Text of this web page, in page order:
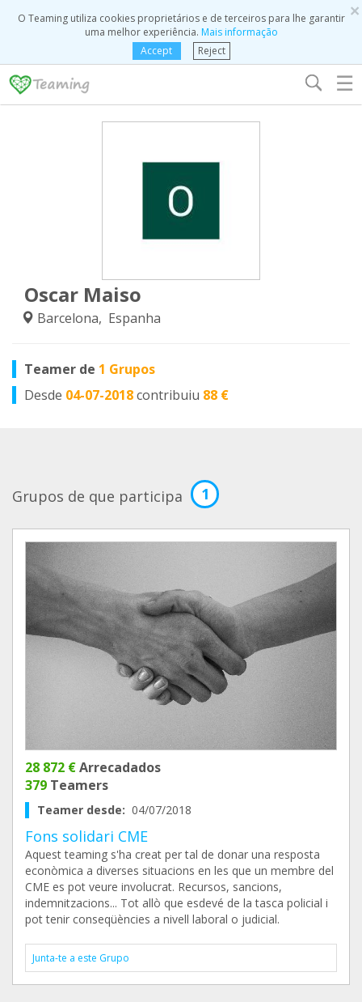
×
O Teaming utiliza cookies proprietários e de terceiros para lhe garantir
uma melhor experiência. Mais informação
Accept
Reject
☰
Oscar Maiso
Barcelona, Espanha
Teamer de 1 Grupos
Desde 04-07-2018contribuiu 88 €
Grupos de que participa 1
28 872 €Arrecadados
379 Teamers
Teamer desde: 04/07/2018
Fons solidari CME
Aquest teaming s'ha creat per tal de donar una resposta
econòmica a diverses situacions en les que un membre del
CME es pot veure involucrat. Recursos, sancions,
indemnitzacions... Tot allò que esdevé de la tasca policial i
pot tenir conseqüències a nivell laboral o judicial.
Junta-te a este Grupo